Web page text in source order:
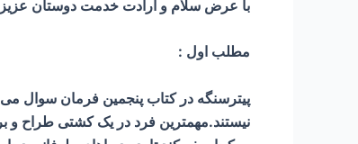
با عرض سلام و ارادت خدمت دوستان عزیز
مطلب اول :
پیترسنگه در کتاب پنجمین فرمان سوال می
نیستند.مهمترین فرد در یک کشتی طراح